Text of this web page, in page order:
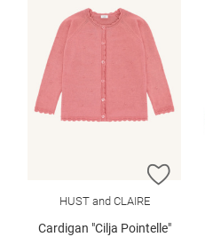
ZUR
HUST and CLAIRE
Cardigan "Cilja Pointelle"